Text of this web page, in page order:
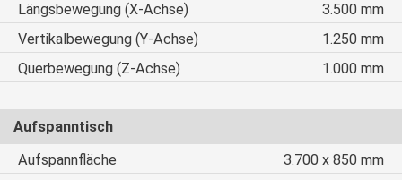
Längsbewegung (X-Achse)
3.500 mm
Vertikalbewegung (Y-Achse)
1.250 mm
Querbewegung (Z-Achse)
1.000 mm
Aufspanntisch
Aufspannfläche
3.700 x 850 mm